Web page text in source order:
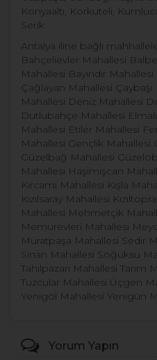
Konyaaltı, Korkuteli,
Serik
Antalya iline bağlı
Bahçelievler Mahallesi
Mahallesi Bayındır
Çağlayan Mahallesi
Mahallesi Deniz Mahallesi
Dutlubahçe Mahallesi
Mahallesi Etiler Mahallesi
Mahallesi Gençlik Mahallesi
Güzelbağ Mahallesi
Mahallesi Haşimişcan
Kırcami Mahallesi Kışla
Kızılsaray Mahallesi
Mahallesi Mehmetçik
Memurevleri Mahallesi
Muratpaşa Mahallesi Sedir
Sinan Mahallesi Soğuksu
Tahılpazarı Mahallesi
Tuzcular Mahallesi Üçgen
Yenigöl Mahallesi Yenigün
Yorum Yapın